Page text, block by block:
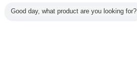
Good day, what product are you looking for?